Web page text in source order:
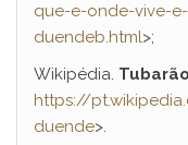
que-e-onde-vive-
duendeb.html>;
Wikipédia.
https://
duende>.